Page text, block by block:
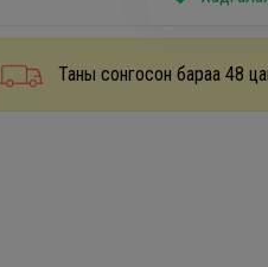
Таны сонгосон бараа 48